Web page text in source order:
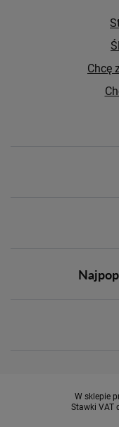
Chcę
W sklepie
Stawki VAT